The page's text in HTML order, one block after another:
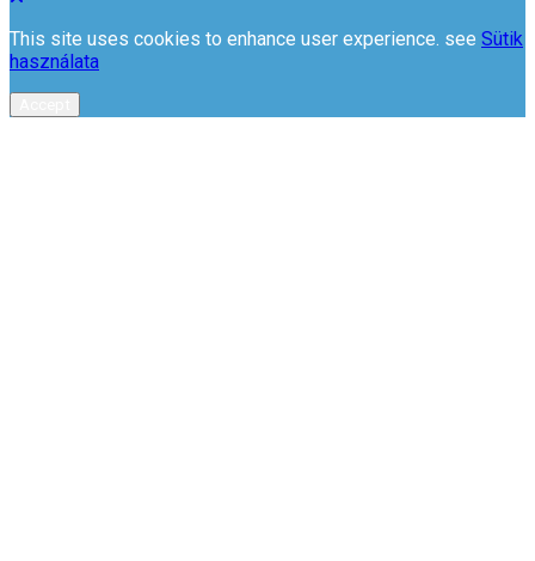
This site uses cookies to enhance user experience. see Sütik
használata